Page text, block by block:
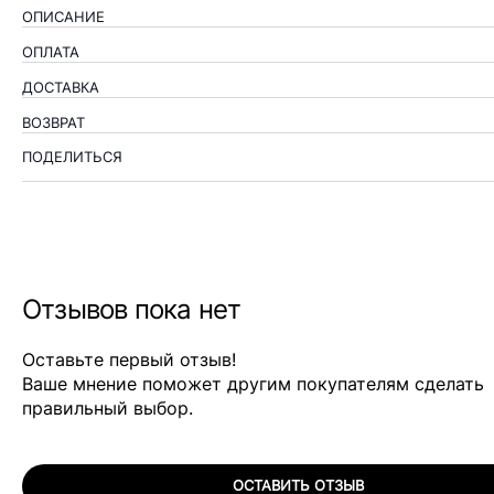
ОПИСАНИЕ
ОПЛАТА
ДОСТАВКА
ВОЗВРАТ
ПОДЕЛИТЬСЯ
Отзывов пока нет
Оставьте первый отзыв!
Ваше мнение поможет другим покупателям сделать
правильный выбор.
ОСТАВИТЬ ОТЗЫВ